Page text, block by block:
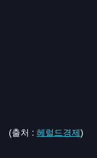
(출처 : 헤럴드경제)